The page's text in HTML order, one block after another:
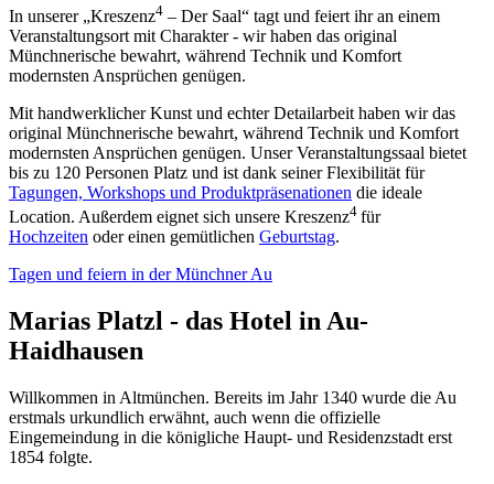
In unserer „Kreszenz4 – Der Saal“ tagt und feiert ihr an einem
Veranstaltungsort mit Charakter - wir haben das original
Münchnerische bewahrt, während Technik und Komfort
modernsten Ansprüchen genügen.
Mit handwerklicher Kunst und echter Detailarbeit haben wir das
original Münchnerische bewahrt, während Technik und Komfort
modernsten Ansprüchen genügen. Unser Veranstaltungssaal bietet
bis zu 120 Personen Platz und ist dank seiner Flexibilität für
Tagungen, Workshops und Produktpräsenationen die ideale
Location. Außerdem eignet sich unsere Kreszenz4 für
Hochzeiten oder einen gemütlichen Geburtstag.
Tagen und feiern in der Münchner Au
Marias Platzl - das Hotel in Au-
Haidhausen
Willkommen in Altmünchen. Bereits im Jahr 1340 wurde die Au
erstmals urkundlich erwähnt, auch wenn die offizielle
Eingemeindung in die königliche Haupt- und Residenzstadt erst
1854 folgte.